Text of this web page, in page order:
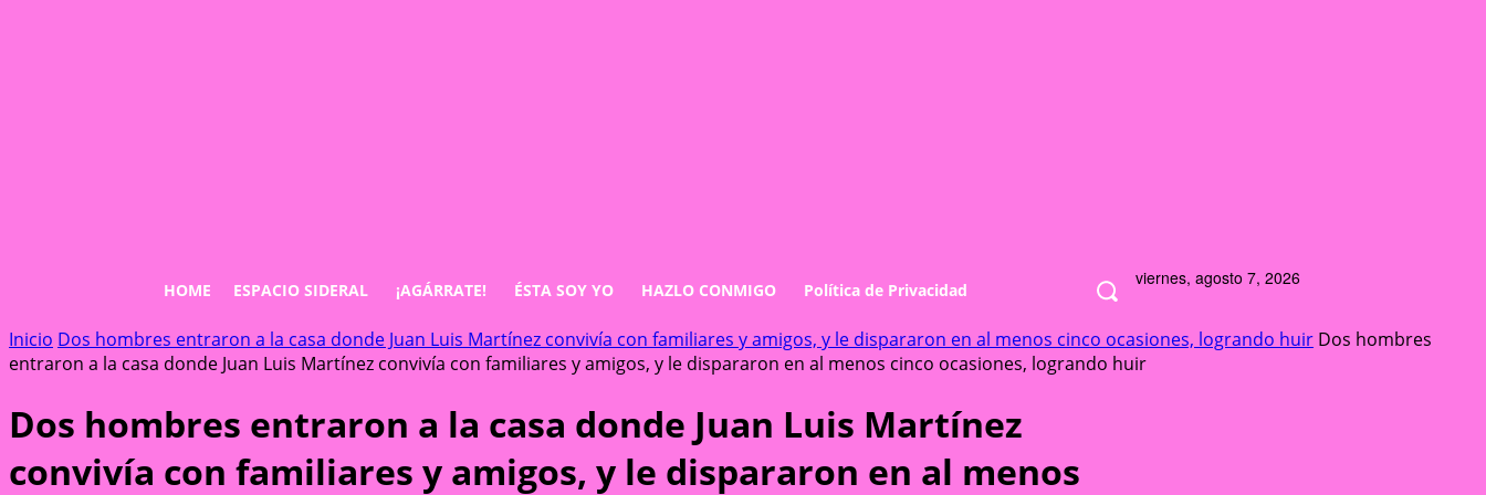
viernes, agosto 7, 2026
HOME ESPACIO SIDERAL ¡AGÁRRATE! ÉSTA SOY YO HAZLO CONMIGO Política de Privacidad
Inicio Dos hombres entraron a la casa donde Juan Luis Martínez convivía con familiares y amigos, y le dispararon en al menos cinco ocasiones, logrando huir Dos hombres
entraron a la casa donde Juan Luis Martínez convivía con familiares y amigos, y le dispararon en al menos cinco ocasiones, logrando huir
Dos hombres entraron a la casa donde Juan Luis Martínez
convivía con familiares y amigos, y le dispararon en al menos